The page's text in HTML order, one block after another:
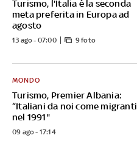
Turismo, l'Italia è la seconda
meta preferita in Europa ad
agosto
13 ago - 07:00 9 foto
Turismo, Premier Albania:
“Italiani da noi come migranti
nel 1991"
MONDO
09 ago - 17:14